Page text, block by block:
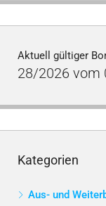
Aktuell gültiger
28/2026 vom
Kategorien
Aus- und